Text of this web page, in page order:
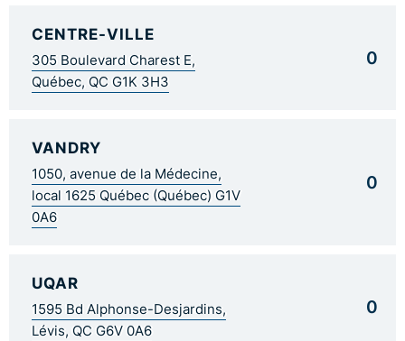
CENTRE-VILLE
305 Boulevard Charest E,
Québec, QC G1K 3H3
0
VANDRY
1050, avenue de la Médecine,
local 1625 Québec (Québec) G1V
0A6
0
UQAR
1595 Bd Alphonse-Desjardins,
Lévis, QC G6V 0A6
0